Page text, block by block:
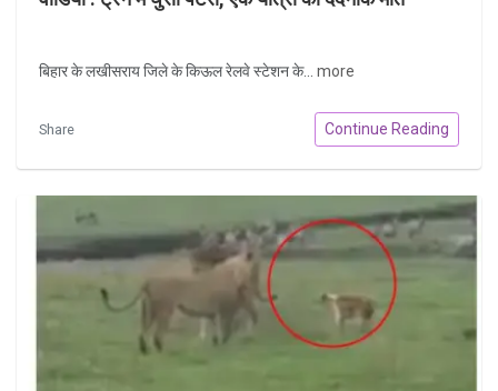
बिहार के लखीसराय जिले के किऊल रेलवे स्टेशन के... more
Share Continue Reading